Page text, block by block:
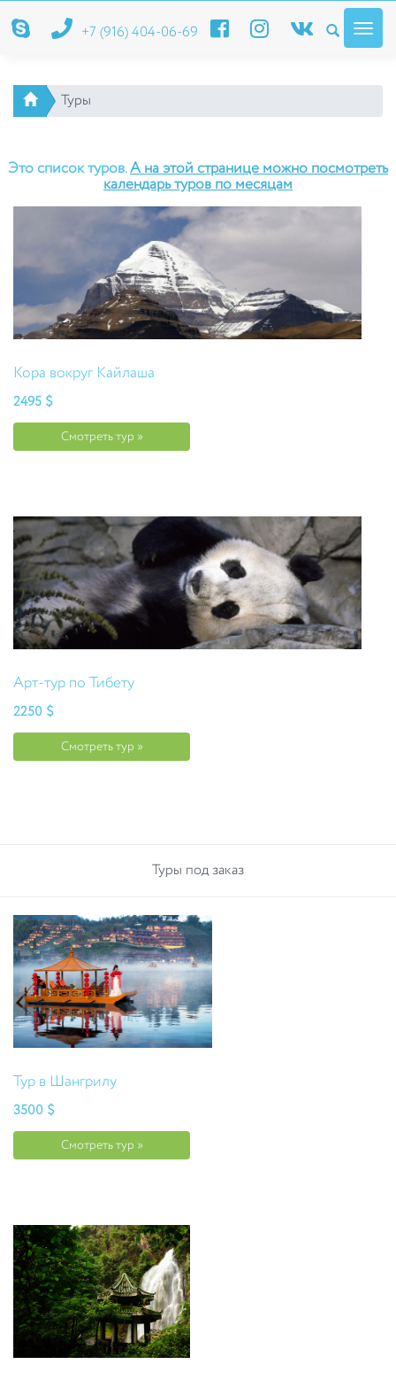
+7 (916) 404-06-69
Туры
Это список туров.А на этой странице можно посмотреть
календарь туров по месяцам
Кора вокруг Кайлаша
2495 $
Смотреть тур »
Арт-тур по Тибету
2250 $
Смотреть тур »
Туры под заказ
Тур в Шангрилу
3500 $
Смотреть тур »